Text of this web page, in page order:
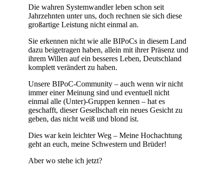
Die wahren Systemwandler leben schon seit
Jahrzehnten unter uns, doch rechnen sie sich diese
großartige Leistung nicht einmal an.
Sie erkennen nicht wie alle BIPoCs in diesem Land
dazu beigetragen haben, allein mit ihrer Präsenz und
ihrem Willen auf ein besseres Leben, Deutschland
komplett verändert zu haben.
Unsere BIPoC-Community – auch wenn wir nicht
immer einer Meinung sind und eventuell nicht
einmal alle (Unter)-Gruppen kennen – hat es
geschafft, dieser Gesellschaft ein neues Gesicht zu
geben, das nicht weiß und blond ist.
Dies war kein leichter Weg – Meine Hochachtung
geht an euch, meine Schwestern und Brüder!
Aber wo stehe ich jetzt?